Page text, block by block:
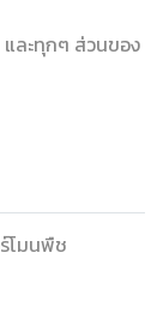
และทุกๆ ส่วนของ
โมนพืช